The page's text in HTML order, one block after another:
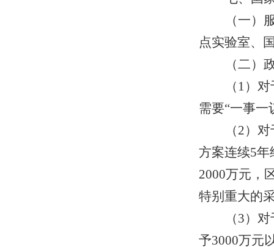
（一）
点实验室、
（二）
（1）
需要“一事一
（2）
方案连续5
2000万元，
特别重大的
（3）
予3000万元